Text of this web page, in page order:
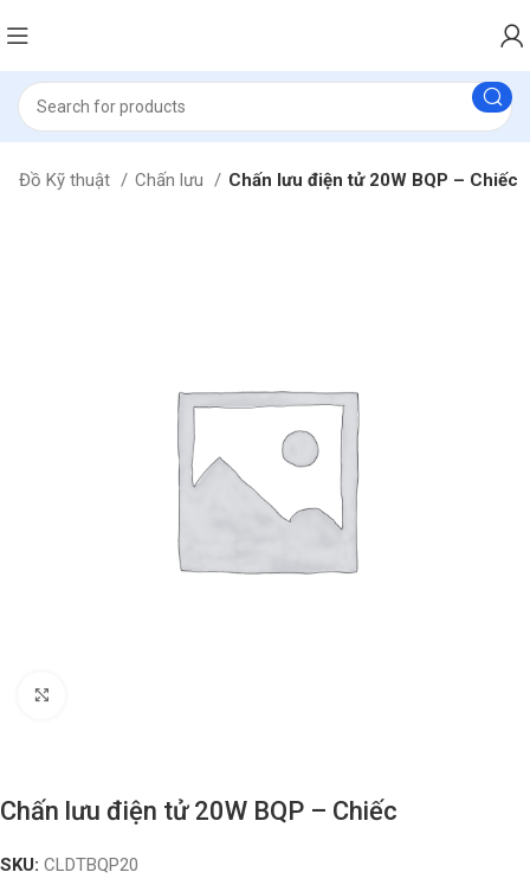
Đồ Kỹ thuật Chấn lưu Chấn lưu điện tử 20W BQP – Chiếc
Chấn lưu điện tử 20W BQP – Chiếc
SKU:CLDTBQP20